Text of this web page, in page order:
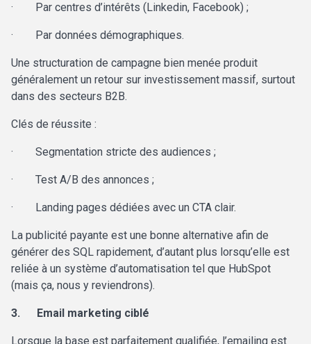
· Par centres d’intérêts (Linkedin, Facebook) ;
· Par données démographiques.
Une structuration de campagne bien menée produit
généralement un retour sur investissement massif, surtout
dans des secteurs B2B.
Clés de réussite :
· Segmentation stricte des audiences ;
· Test A/B des annonces ;
· Landing pages dédiées avec un CTA clair.
La publicité payante est une bonne alternative afin de
générer des SQL rapidement, d’autant plus lorsqu’elle est
reliée à un système d’automatisation tel que HubSpot
(mais ça, nous y reviendrons).
3. Email marketing ciblé
Lorsque la base est parfaitement qualifiée, l’emailing est